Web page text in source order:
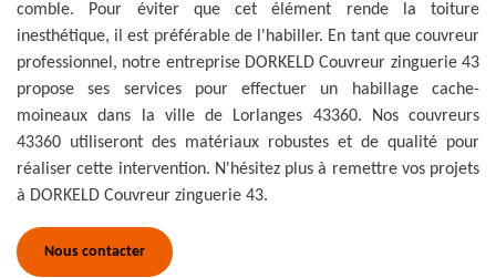
comble. Pour éviter que cet élément rende la toiture
inesthétique, il est préférable de l'habiller. En tant que couvreur
professionnel, notre entreprise DORKELD Couvreur zinguerie 43
propose ses services pour effectuer un habillage cache-
moineaux dans la ville de Lorlanges 43360. Nos couvreurs
43360 utiliseront des matériaux robustes et de qualité pour
réaliser cette intervention. N'hésitez plus à remettre vos projets
à DORKELD Couvreur zinguerie 43.
Nous contacter